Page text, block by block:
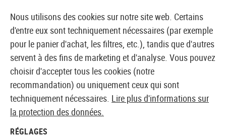
BOUTIQUE ET GROSSISTE EUROPÉEN AIRSOFT
Accueil Répliques Airsoft Lanceurs de grenades
Madbull
Nous utilisons des cookies sur notre site web. Certains
d'entre eux sont techniquement nécessaires (par exemple
pour le panier d'achat, les filtres, etc.), tandis que d'autres
servent à des fins de marketing et d'analyse. Vous pouvez
choisir d'accepter tous les cookies (notre
recommandation) ou uniquement ceux qui sont
techniquement nécessaires. Lire plus d'informations sur
la protection des données.
RÉGLAGES